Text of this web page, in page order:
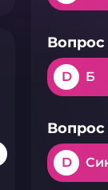
Вопрос
D Б
Вопрос
D